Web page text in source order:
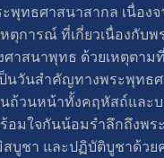
พุทธศาสนาสากล เนื่องจ
ตุการณ์ ที่เกี่ยวเนื่องกับพ
ศาสนาพุทธ ด้วยเหตุตาม
นวันสำคัญทางพระพุทธ
ถ้วนหน้าทั้งคฤหัสถ์และ
อมใจกันน้อมรำลึกถึงพร
บูชา และปฏิบัติบูชาด้วย